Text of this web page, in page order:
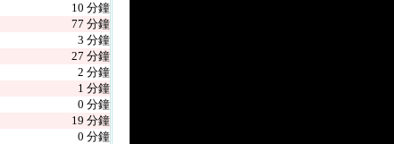
10 分鐘
77 分鐘
3 分鐘
27 分鐘
2 分鐘
1 分鐘
0 分鐘
19 分鐘
0 分鐘